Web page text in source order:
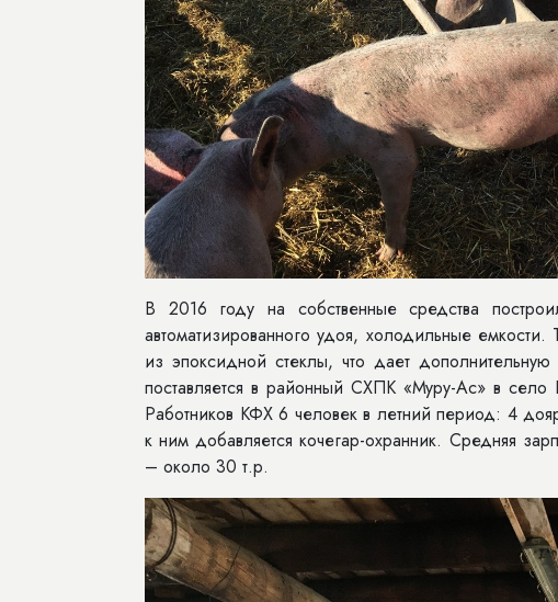
В 2016 году на собственные средства
автоматизированного удоя, холодильные
из эпоксидной стеклы, что дает
поставляется в районный СХПК «Муру-Ас» в
Работников КФХ 6 человек в летний период: 4
к ним добавляется кочегар-охранник. Средняя
– около 30 т.р.